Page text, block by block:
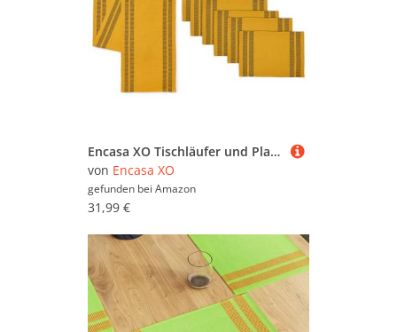
Encasa XO Tischläufer und Platzset Set 6 | Feingerippte Baumwolle | Leiter gelb | 1 Tischläufer Größe 32x183 cm & Jede Tischmatte Größe 48x32 cm
von Encasa XO
gefunden bei Amazon
31,99 €